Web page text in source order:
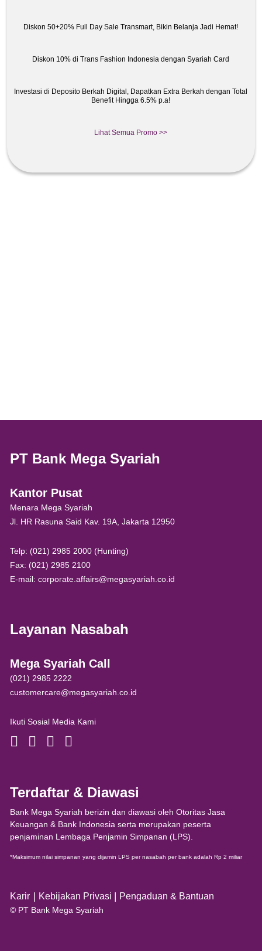
Diskon 50+20% Full Day Sale Transmart, Bikin Belanja Jadi Hemat!
Diskon 10% di Trans Fashion Indonesia dengan Syariah Card
Investasi di Deposito Berkah Digital, Dapatkan Extra Berkah dengan Total
Benefit Hingga 6.5% p.a!
Lihat Semua Promo >>
PT Bank Mega Syariah
Kantor Pusat
Menara Mega Syariah
Jl. HR Rasuna Said Kav. 19A, Jakarta 12950
Telp: (021) 2985 2000 (Hunting)
Fax: (021) 2985 2100
E-mail: corporate.affairs@megasyariah.co.id
Layanan Nasabah
Mega Syariah Call
(021) 2985 2222
customercare@megasyariah.co.id
Ikuti Sosial Media Kami
Terdaftar & Diawasi
Bank Mega Syariah berizin dan diawasi oleh Otoritas Jasa
Keuangan & Bank Indonesia serta merupakan peserta
penjaminan Lembaga Penjamin Simpanan (LPS).
*Maksimum nilai simpanan yang dijamin LPS per nasabah per bank adalah Rp 2 miliar
Karir Kebijakan Privasi Pengaduan & Bantuan
© PT Bank Mega Syariah